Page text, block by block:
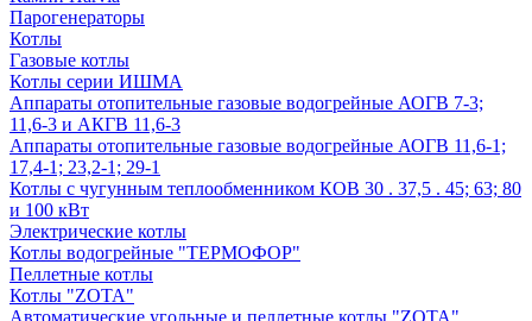
Парогенераторы
Котлы
Газовые котлы
Котлы серии ИШМА
Аппараты отопительные газовые водогрейные АОГВ 7-3;
11,6-3 и АКГВ 11,6-3
Аппараты отопительные газовые водогрейные АОГВ 11,6-1;
17,4-1; 23,2-1; 29-1
Котлы с чугунным теплообменником КОВ 30 . 37,5 . 45; 63; 80
и 100 кВт
Электрические котлы
Котлы водогрейные "ТЕРМОФОР"
Пеллетные котлы
Котлы "ZOTA"
Автоматические угольные и пеллетные котлы "ZOTA"